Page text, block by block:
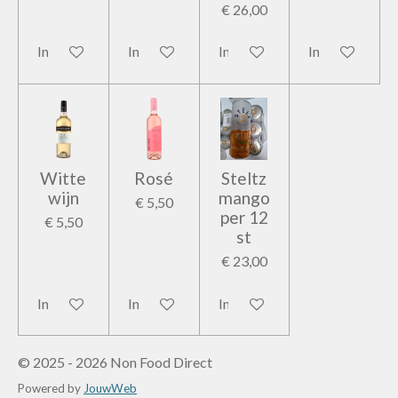
In winkelwagenIn winkelwagen
€ 26,00
In winkelwagenIn
Witte
wijn
€ 5,50
In winkelwagen
Rosé
€ 5,50
In winkelwagen
Steltz
mango
per 12
st
€ 23,00
In winkelwagen
© 2025 - 2026 Non Food Direct
Powered byJouwWeb